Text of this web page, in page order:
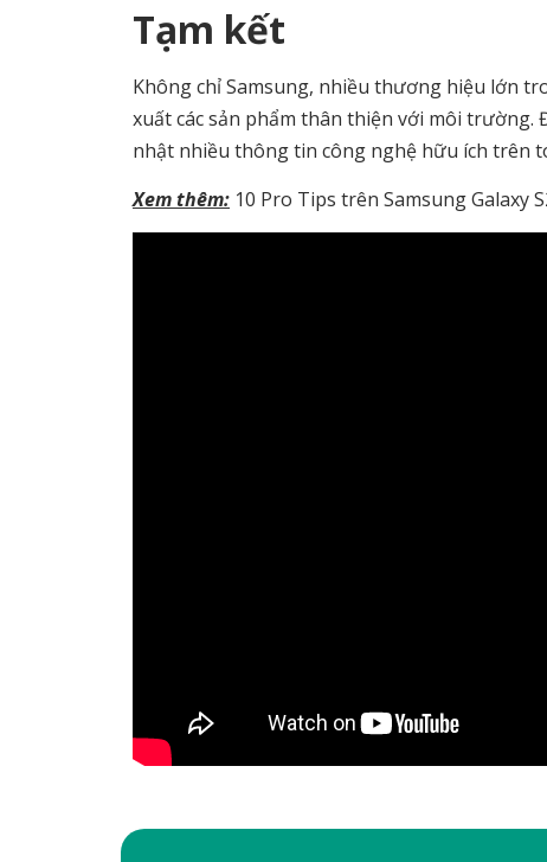
Tạm kết
Không chỉ Samsung, nhiều thương hiệu lớn
xuất các sản phẩm thân thiện với môi
nhật nhiều thông tin công nghệ hữu ích trên
Xem thêm: 10 Pro Tips trên Samsung Galaxy